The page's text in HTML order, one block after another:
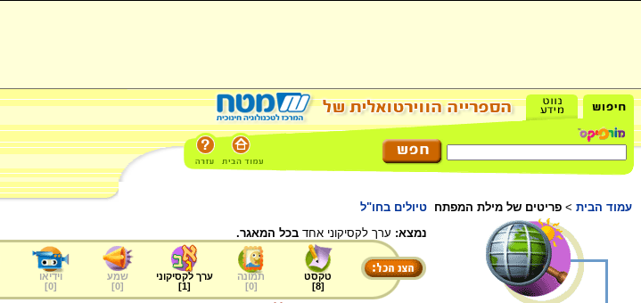
עמוד הבית > פריטים של מילת המפתח טיולים בחו"ל
נמצא: ערך לקסיקוני אחד בכל המאגר.
טקסט
[
8
]
תמונה
[
0
]
ערך לקסיקוני
[
1
]
שמע
[
0
]
וידיאו
[
0
]